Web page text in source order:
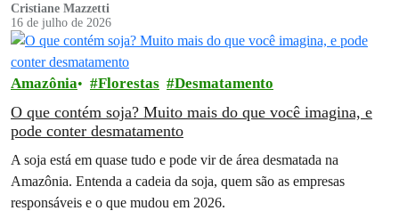
Cristiane Mazzetti
16 de julho de 2026
Amazônia Florestas Desmatamento
O que contém soja? Muito mais do que você imagina, e
pode conter desmatamento
A soja está em quase tudo e pode vir de área desmatada na
Amazônia. Entenda a cadeia da soja, quem são as empresas
responsáveis e o que mudou em 2026.